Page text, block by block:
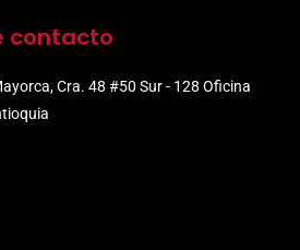
contacto
Cra. 48 #50 Sur - 128 Oficina